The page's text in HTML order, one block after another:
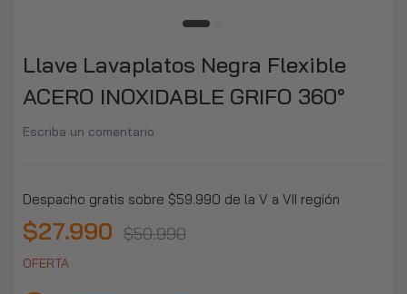
Llave Monomando Lavaplatos Flexible Agua
$9.990 $12.990
Inox Grifo 360°
Llave Monomando Tina Ducha Moderna
Negro Mate De Lujo
Llave Lavaplatos Negra Flexible
ACERO INOXIDABLE GRIFO 360°
Escriba un comentario
Despacho gratis sobre $59.990 de la V a VII región
$27.990 $50.990
OFERTA